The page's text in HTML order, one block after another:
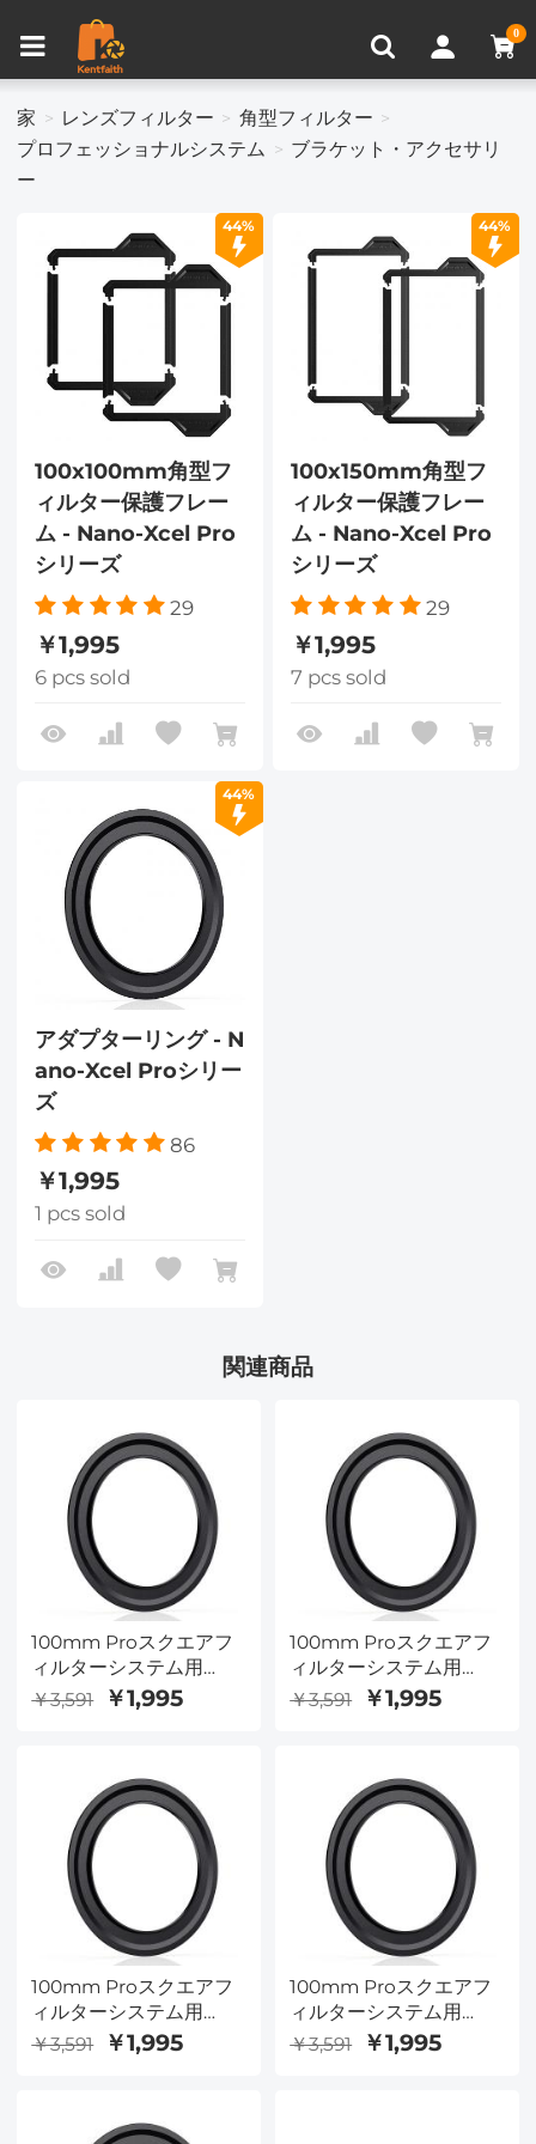
0
家 レンズフィルター
角型フィルター
プロフェッショナルシステム
ブラケット・アクセサリ
ー
44%
100x100mm角型フ
ィルター保護フレー
ム - Nano-Xcel Pro
シリーズ
29
￥1,995
6 pcs sold
44%
100x150mm角型フ
ィルター保護フレー
ム - Nano-Xcel Pro
シリーズ
29
￥1,995
7 pcs sold
44%
アダプターリング - N
ano-Xcel Proシリー
ズ
86
￥1,995
1 pcs sold
関連商品
100mm Proスクエアフ
ィルターシステム用
49mmアダプターリン
グ-NanoXProシリーズ
￥3,591 ￥1,995
100mm Proスクエアフ
ィルターシステム用
52mmアダプターリン
グ-NanoXProシリーズ
￥3,591 ￥1,995
100mm Proスクエアフ
ィルターシステム用
55mmアダプターリン
グ-NanoXProシリーズ
￥3,591 ￥1,995
100mm Proスクエアフ
ィルターシステム用
58mmアダプターリン
グ-NanoXProシリーズ
￥3,591 ￥1,995